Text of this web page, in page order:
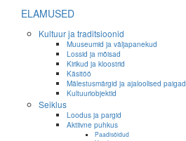
ELAMUSED
Kultuur ja traditsioonid
Muuseumid ja väljapanekud
Lossid ja mõisad
Kirikud ja kloostrid
Käsitöö
Mälestusmärgid ja ajaloolised paigad
Kultuuriobjektid
Seiklus
Loodus ja pargid
Aktiivne puhkus
Paadisõidud